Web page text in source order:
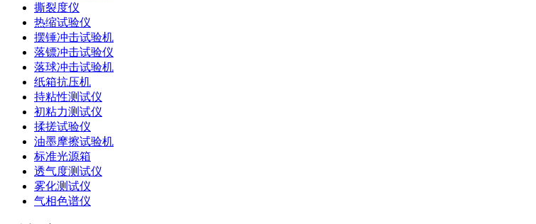
撕裂度仪
热缩试验仪
摆锤冲击试验机
落镖冲击试验仪
落球冲击试验机
纸箱抗压机
持粘性测试仪
初粘力测试仪
揉搓试验仪
油墨摩擦试验机
标准光源箱
透气度测试仪
雾化测试仪
气相色谱仪